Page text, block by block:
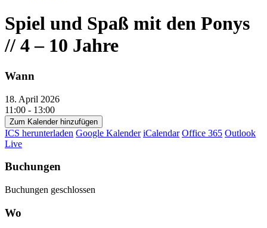
Spiel und Spaß mit den Ponys
// 4 – 10 Jahre
Wann
18. April 2026
11:00 - 13:00
Zum Kalender hinzufügen
ICS herunterladen Google Kalender iCalendar Office 365 Outlook
Live
Buchungen
Buchungen geschlossen
Wo